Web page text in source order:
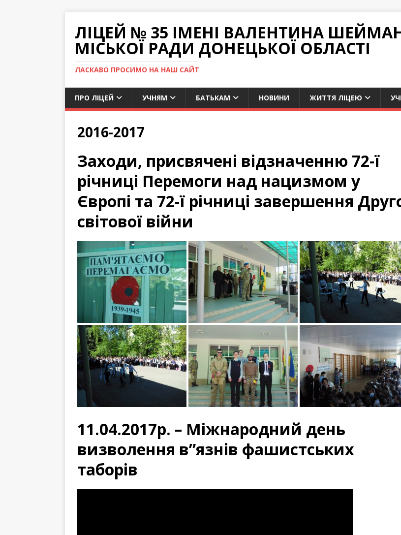
ЛІЦЕЙ № 35 ІМЕНІ ВАЛЕНТИНА
МІСЬКОЇ РАДИ ДОНЕЦЬКОЇ ОБЛАСТІ
ЛАСКАВО ПРОСИМО НА НАШ САЙТ
ПРО ЛІЦЕЙ УЧНЯМ БАТЬКАМ НОВИНИ ЖИТТЯ ЛІЦЕЮ
2016-2017
Заходи, присвячені відзначенню 72-ї
річниці Перемоги над нацизмом у
Європі та 72-ї річниці завершення
світової війни
11.04.2017р. – Міжнародний день
визволення в”язнів фашистських
таборів